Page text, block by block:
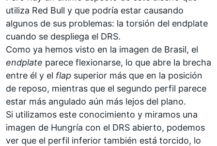
utiliza Red Bull y que podría estar causando
algunos de sus problemas: la torsión del endplate
cuando se despliega el DRS.
Como ya hemos visto en la imagen de Brasil, el
endplate parece flexionarse, lo que abre la brecha
entre él y el flap superior más que en la posición
de reposo, mientras que el segundo perfil parece
estar más angulado aún más lejos del plano.
Si utilizamos este conocimiento y miramos una
imagen de Hungría con el DRS abierto, podemos
ver que el perfil inferior también está torcido, lo